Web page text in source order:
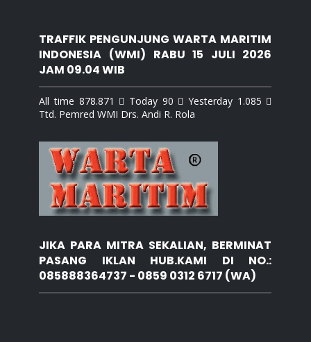
TRAFFIK PENGUNJUNG WARTA MARITIM
INDONESIA (WMI) RABU 15 JULI 2026
JAM 09.04 WIB
All time 878.871  Today 90  Yesterday 1.085 
Ttd. Pemred WMI Drs. Andi R. Rola
JIKA PARA MITRA SEKALIAN, BERMINAT
PASANG IKLAN HUB.KAMI DI NO.:
085888364737 - 0859 0312 6717 (WA)